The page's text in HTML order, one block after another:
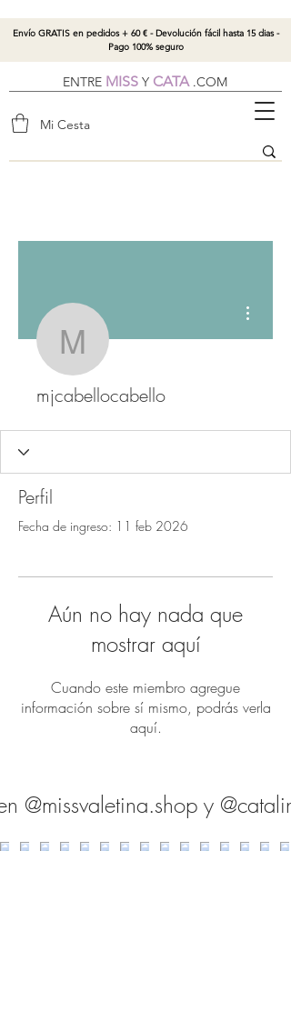
ENTRE MISS Y CATA.COM
Mi Cesta
Envío GRATIS en pedidos + 60 € - Devolución fácil hasta 15 dias -
Pago 100% seguro
mjcabellocabello
Perfil
Fecha de ingreso: 11 feb 2026
Aún no hay nada que
mostrar aquí
Cuando este miembro agregue
información sobre sí mismo, podrás verla
aquí.
@missvaletina.shop y